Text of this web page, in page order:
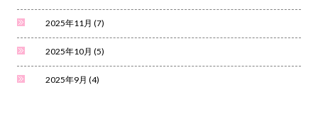
2025年11月 (7)
2025年10月 (5)
2025年9月 (4)